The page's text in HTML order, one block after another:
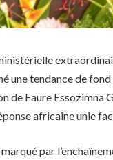
une tendance de
de Faure
africaine unie
par